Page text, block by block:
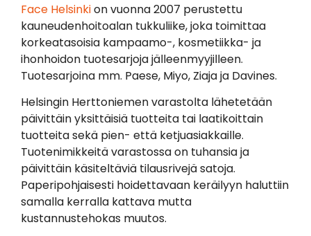
Face Helsinkion vuonna 2007 perustettu
kauneudenhoitoalan tukkuliike, joka toimittaa
korkeatasoisia kampaamo-, kosmetiikka- ja
ihonhoidon tuotesarjoja jälleenmyyjilleen.
Tuotesarjoina mm. Paese, Miyo, Ziaja ja Davines.
Helsingin Herttoniemen varastolta lähetetään
päivittäin yksittäisiä tuotteita tai laatikoittain
tuotteita sekä pien- että ketjuasiakkaille.
Tuotenimikkeitä varastossa on tuhansia ja
päivittäin käsiteltäviä tilausrivejä satoja.
Paperipohjaisesti hoidettavaan keräilyyn haluttiin
samalla kerralla kattava mutta
kustannustehokas muutos.